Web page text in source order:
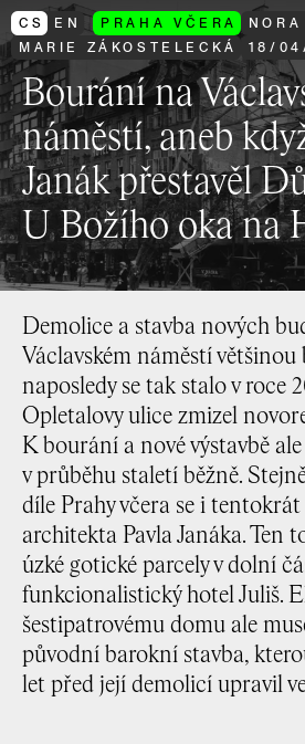
CS EN PRAHA VČERA
MARIE ZÁKOSTELECKÁ
18/ 04
Bourání na
náměstí, aneb
Janák přestavěl
U Božího oka na
Demolice a stavba nových
Václavském náměstí
naposledy se tak stalo v roce
Opletalovy ulice zmizel
K bourání a nové výstavbě
v průběhu staletí běžně.
díle Prahy včera se i
architekta Pavla Janáka. Ten
úzké gotické parcely v dolní
funkcionalistický hotel Juliš.
šestipatrovému domu ale
původní barokní stavba,
let před její demolicí upravil